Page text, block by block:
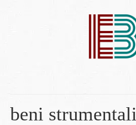
beni strumentali